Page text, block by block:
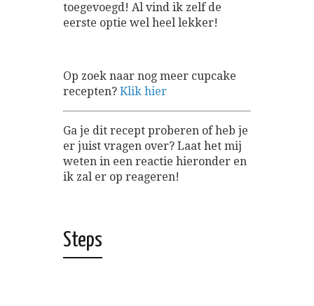
toegevoegd! Al vind ik zelf de
eerste optie wel heel lekker!
Op zoek naar nog meer cupcake
recepten? Klik hier
Ga je dit recept proberen of heb je
er juist vragen over? Laat het mij
weten in een reactie hieronder en
ik zal er op reageren!
Steps